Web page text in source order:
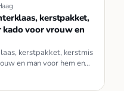
kerstpakket,
voor vrouw en
kerstpakket, kerstmis
en man voor hem en